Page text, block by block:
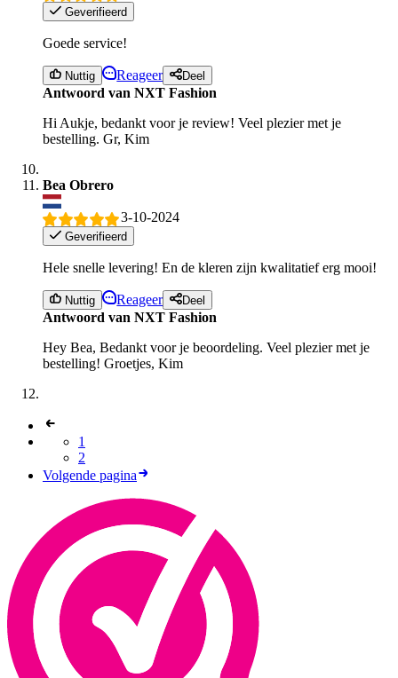
Geverifieerd
Goede service!
Nuttig Reageer Deel
Antwoord van NXT Fashion
Hi Aukje, bedankt voor je review! Veel plezier met je
bestelling. Gr, Kim
Bea Obrero
3-10-2024
Geverifieerd
Hele snelle levering! En de kleren zijn kwalitatief erg mooi!
Nuttig Reageer Deel
Antwoord van NXT Fashion
Hey Bea, Bedankt voor je beoordeling. Veel plezier met je
bestelling! Groetjes, Kim
1
2
Volgende pagina